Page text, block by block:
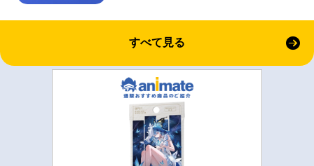
すべて見る